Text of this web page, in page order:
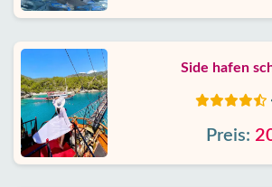
Side hafen
Preis: